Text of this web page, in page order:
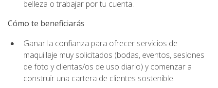
belleza o trabajar por tu cuenta.
Cómo te beneficiarás
Ganar la confianza para ofrecer servicios de
maquillaje muy solicitados (bodas, eventos, sesiones
de foto y clientas/os de uso diario) y comenzar a
construir una cartera de clientes sostenible.